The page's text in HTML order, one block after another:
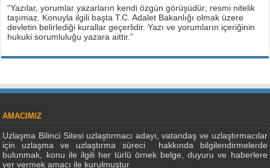
“Yazılar, yorumlar yazarların kendi özgün görüşüdür; resmi nitelik
taşımaz. Konuyla ilgili başta T.C. Adalet Bakanlığı olmak üzere
devletin belirlediği kurallar geçerlidir. Yazı ve yorumların içeriğinin
hukuki sorumluluğu yazara aittir.”
AMACIMIZ
Uzlaşma Bilinci Sitesi uzlaştırmacı adayı, vatandaş ve uzlaştırmacılar
için uzlaşma ve uzlaştırma süreci hakkında bilgilendirmelerde
bulunmak, konu ile ilgili her türlü örnek belge, duyuru ve haberlere
yer vermek amacı ile kurulmuştur